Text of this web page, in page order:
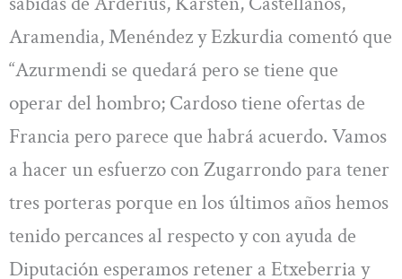
Aramendia, Menéndez y Ezkurdia comentó que
“Azurmendi se quedará pero se tiene que
operar del hombro; Cardoso tiene ofertas de
Francia pero parece que habrá acuerdo. Vamos
a hacer un esfuerzo con Zugarrondo para tener
tres porteras porque en los últimos años hemos
tenido percances al respecto y con ayuda de
Diputación esperamos retener a Etxeberria y